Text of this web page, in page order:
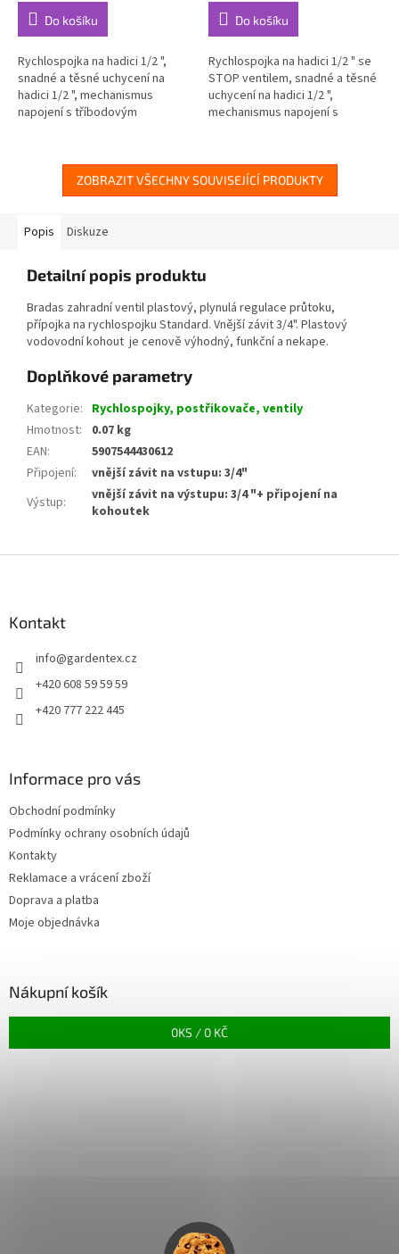
Do košíku
Rychlospojka na hadici 1/2 ",
snadné a těsné uchycení na
hadici 1/2 ", mechanismus
napojení s tříbodovým
Do košíku
Rychlospojka na hadici 1/2 " se
STOP ventilem, snadné a těsné
uchycení na hadici 1/2 ",
mechanismus napojení s
ZOBRAZIT VŠECHNY SOUVISEJÍCÍ PRODUKTY
Popis Diskuze
Detailní popis produktu
Bradas zahradní ventil plastový, plynulá regulace průtoku,
přípojka na rychlospojku Standard. Vnější závit 3/4". Plastový
vodovodní kohout je cenově výhodný, funkční a nekape.
Doplňkové parametry
Kategorie: Rychlospojky, postřikovače, ventily
Hmotnost:
0.07 kg
EAN:
5907544430612
Připojení:
vnější závit na vstupu: 3/4"
Výstup:
vnější závit na výstupu: 3/4 "+ připojení na
kohoutek
Kontakt
info@gardentex.cz
+420 608 59 59 59
+420 777 222 445
Informace pro vás
Obchodní podmínky
Podmínky ochrany osobních údajů
Kontakty
Reklamace a vrácení zboží
Doprava a platba
Moje objednávka
Nákupní košík
0KS / 0 KČ